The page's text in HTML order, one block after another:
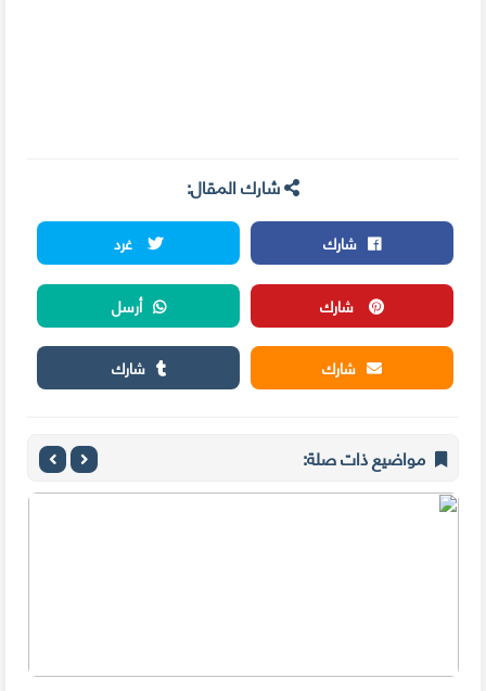
شارك المقال:
شارك
غرد
شارك
أرسل
شارك
شارك
مواضيع ذات صلة: